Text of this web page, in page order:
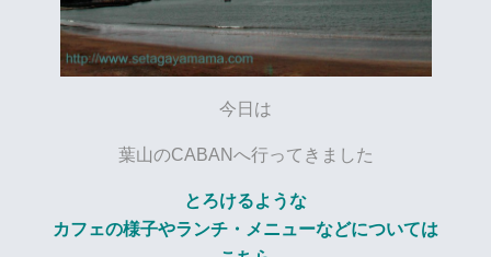
今日は
葉山のCABANへ行ってきました
とろけるような
カフェの様子やランチ・メニューなどについては